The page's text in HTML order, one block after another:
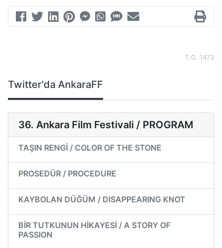
T.G. 1473
Twitter'da AnkaraFF
36. Ankara Film Festivali / PROGRAM
TAŞIN RENGİ / COLOR OF THE STONE
PROSEDÜR / PROCEDURE
KAYBOLAN DÜĞÜM / DISAPPEARING KNOT
BİR TUTKUNUN HİKAYESİ / A STORY OF
PASSION